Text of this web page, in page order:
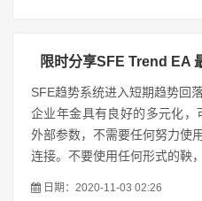
限时分享SFE Trend EA
SFE趋势系统进入短期趋势回
企业年金具有良好的多元化，
外部参数，不需要任何努力使
连接。不要使用任何形式的鞅
日期：2020-11-03 02:26